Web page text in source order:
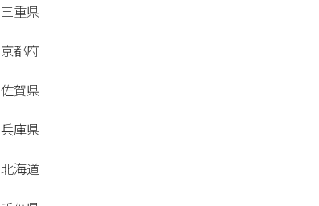
三重県
京都府
佐賀県
兵庫県
北海道